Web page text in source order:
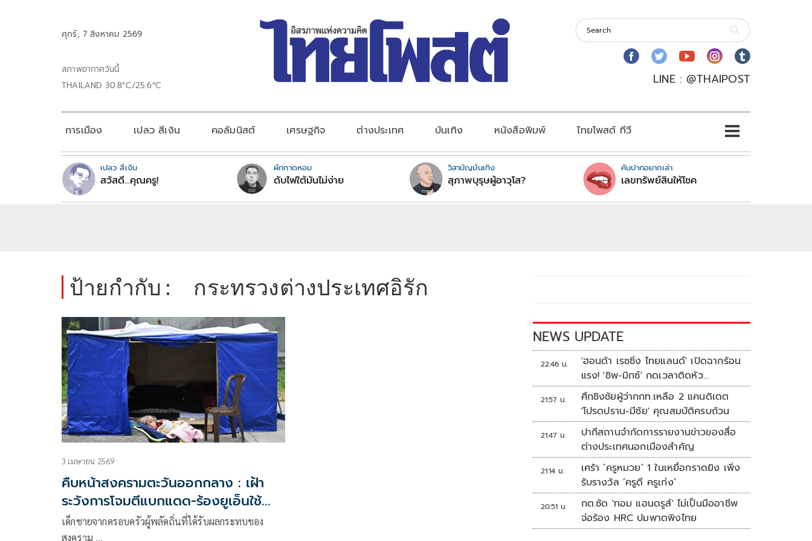
ศุกร์, 7 สิงหาคม 2569
สภาพอากาศวันนี้
THAILAND 30.8°C/25.6°C
LINE : @THAIPOST
การเมือง เปลว สีเงิน คอลัมนิสต์ เศรษฐกิจ ต่างประเทศ บันเทิง หนังสือพิมพ์ ไทยโพสต์ ทีวี
เปลว สีเงิน
สวัสดี...คุณครู!
ผักกาดหอม
ดับไฟใต้มันไม่ง่าย
วิสามัญบันเทิง
สุภาพบุรุษผู้อาวุโส?
คันปากอยากเล่า
เลขทรัพย์สินให้โชค
ป้ายกำกับ : กระทรวงต่างประเทศอิรัก
3 เมษายน 2569
คืบหน้าสงครามตะวันออกกลาง : เฝ้า
ระวังการโจมตีแบกแดด-ร้องยูเอ็นใช้
กำลังเปิดช่องแคบ
เด็กชายจากครอบครัวผู้พลัดถิ่นที่ได้รับผลกระทบของ
สงคราม …
NEWS UPDATE
22:46 น.
'ฮอนด้า เรซซิ่ง ไทยแลนด์' เปิดฉากร้อน
แรง! 'ชิพ-มิกซ์' กดเวลาติดหัว
แถว ARRC สนาม 4 ที่มัลดาลิกา
21:57 น.
ศึกชิงชัยผู้ว่ากกท.เหลือ 2 แคนดิเดต
'โปรดปราน-มีชัย' คุณสมบัติครบถ้วน
21:47 น.
ปากีสถานจำกัดการรายงานข่าวของสื่อ
ต่างประเทศนอกเมืองสำคัญ
21:14 น.
เศร้า ‘ครูหมวย’ 1 ในเหยื่อกราดยิง เพิ่ง
รับรางวัล ‘ครูดี ครูเก่ง’
20:51 น.
กต.ซัด 'ทอม แอนดรูส์' ไม่เป็นมืออาชีพ
จ่อร้อง HRC ปมพาดพิงไทย